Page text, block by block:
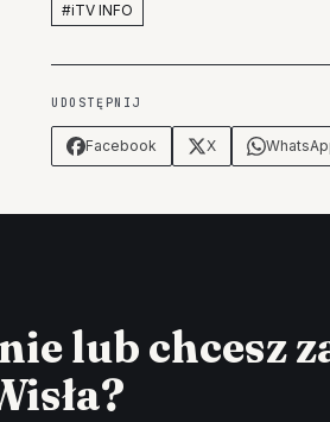
#iTV INFO
UDOSTĘPNIJ
Facebook X
lub chcesz